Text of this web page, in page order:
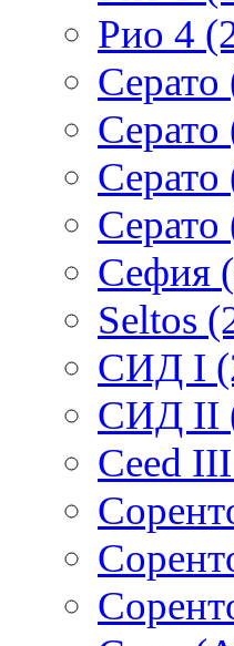
Рио 4
Серато
Сефия
Seltos
СИД I
СИД II
Ceed